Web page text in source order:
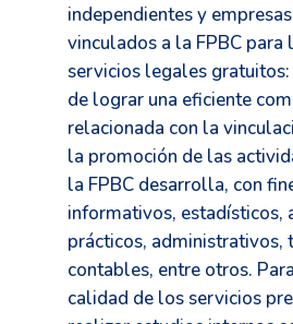
independientes y
vinculados a la FPBC para
servicios legales
de lograr una eficiente
relacionada con la
la promoción de las
la FPBC desarrolla, con
informativos, estadísticos,
prácticos, administrativos,
contables, entre otros.
calidad de los servicios